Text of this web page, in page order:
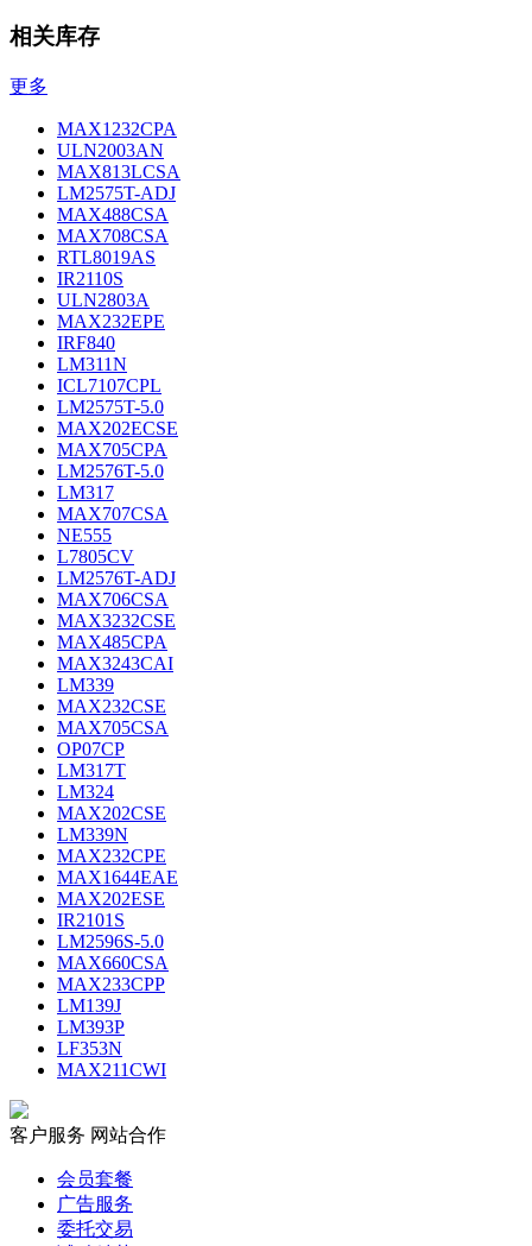
相关库存
更多
MAX1232CPA
ULN2003AN
MAX813LCSA
LM2575T-ADJ
MAX488CSA
MAX708CSA
RTL8019AS
IR2110S
ULN2803A
MAX232EPE
IRF840
LM311N
ICL7107CPL
LM2575T-5.0
MAX202ECSE
MAX705CPA
LM2576T-5.0
LM317
MAX707CSA
NE555
L7805CV
LM2576T-ADJ
MAX706CSA
MAX3232CSE
MAX485CPA
MAX3243CAI
LM339
MAX232CSE
MAX705CSA
OP07CP
LM317T
LM324
MAX202CSE
LM339N
MAX232CPE
MAX1644EAE
MAX202ESE
IR2101S
LM2596S-5.0
MAX660CSA
MAX233CPP
LM139J
LM393P
LF353N
MAX211CWI
客户服务 网站合作
会员套餐
广告服务
委托交易